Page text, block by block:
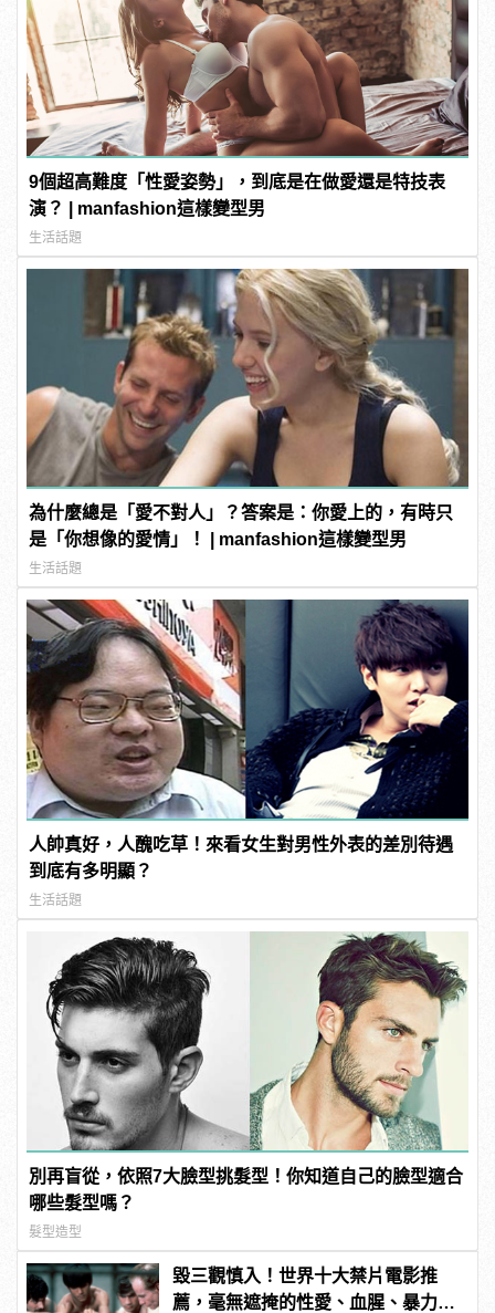
9個超高難度「性愛姿勢」，到底是在做愛還是特技表
演？ | manfashion這樣變型男
生活話題
為什麼總是「愛不對人」？答案是：你愛上的，有時只
是「你想像的愛情」！ | manfashion這樣變型男
生活話題
人帥真好，人醜吃草！來看女生對男性外表的差別待遇
到底有多明顯？
生活話題
別再盲從，依照7大臉型挑髮型！你知道自己的臉型適合
哪些髮型嗎？
髮型造型
毀三觀慎入！世界十大禁片電影推
薦，毫無遮掩的性愛、血腥、暴力、